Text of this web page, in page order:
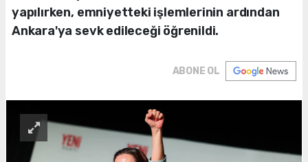
yapılırken, emniyetteki işlemlerinin ardından
Ankara'ya sevk edileceği öğrenildi.
ABONE OL